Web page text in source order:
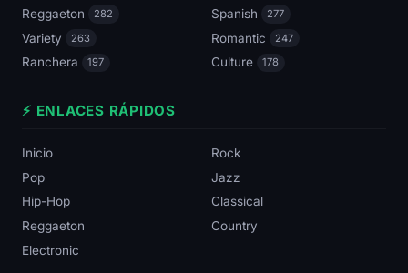
Reggaeton 282 Spanish 277
Variety 263 Romantic 247
Ranchera 197 Culture 178
⚡ ENLACES RÁPIDOS
Inicio
Rock
Pop
Jazz
Hip-Hop
Classical
Reggaeton
Country
Electronic